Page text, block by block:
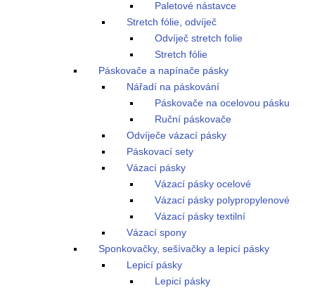
Paletové nástavce
Stretch fólie, odvíječ
Odvíječ stretch folie
Stretch fólie
Páskovače a napínače pásky
Nářadí na páskování
Páskovače na ocelovou pásku
Ruční páskovače
Odvíječe vázací pásky
Páskovací sety
Vázací pásky
Vázací pásky ocelové
Vázací pásky polypropylenové
Vázací pásky textilní
Vázací spony
Sponkovačky, sešívačky a lepicí pásky
Lepicí pásky
Lepicí pásky